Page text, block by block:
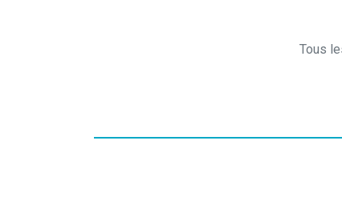
Tous